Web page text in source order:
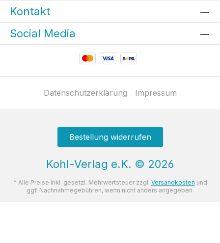
Kontakt
Social Media
Datenschutzerklärung Impressum
Bestellung widerrufen
Kohl-Verlag e.K. © 2026
* Alle Preise inkl. gesetzl. Mehrwertsteuer zzgl. Versandkosten und
ggf. Nachnahmegebühren, wenn nicht anders angegeben.